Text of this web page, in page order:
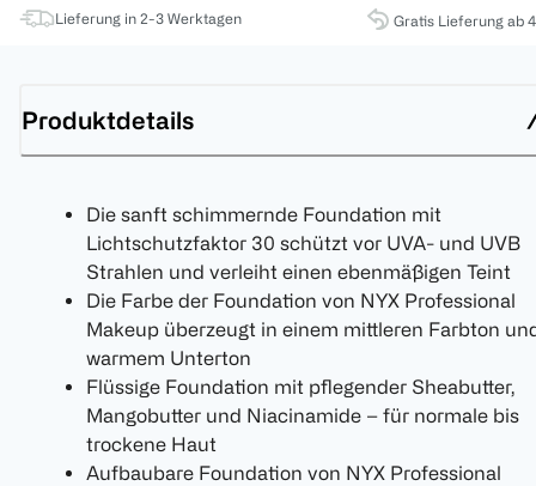
Lieferung in 2-3 Werktagen Gratis Lieferung ab
Produktdetails
Die sanft schimmernde Foundation mit
Lichtschutzfaktor 30 schützt vor UVA- und UVB
Strahlen und verleiht einen ebenmäßigen Teint
Die Farbe der Foundation von NYX Professional
Makeup überzeugt in einem mittleren Farbton
warmem Unterton
Flüssige Foundation mit pflegender Sheabutter,
Mangobutter und Niacinamide – für normale bis
trockene Haut
Aufbaubare Foundation von NYX Professional